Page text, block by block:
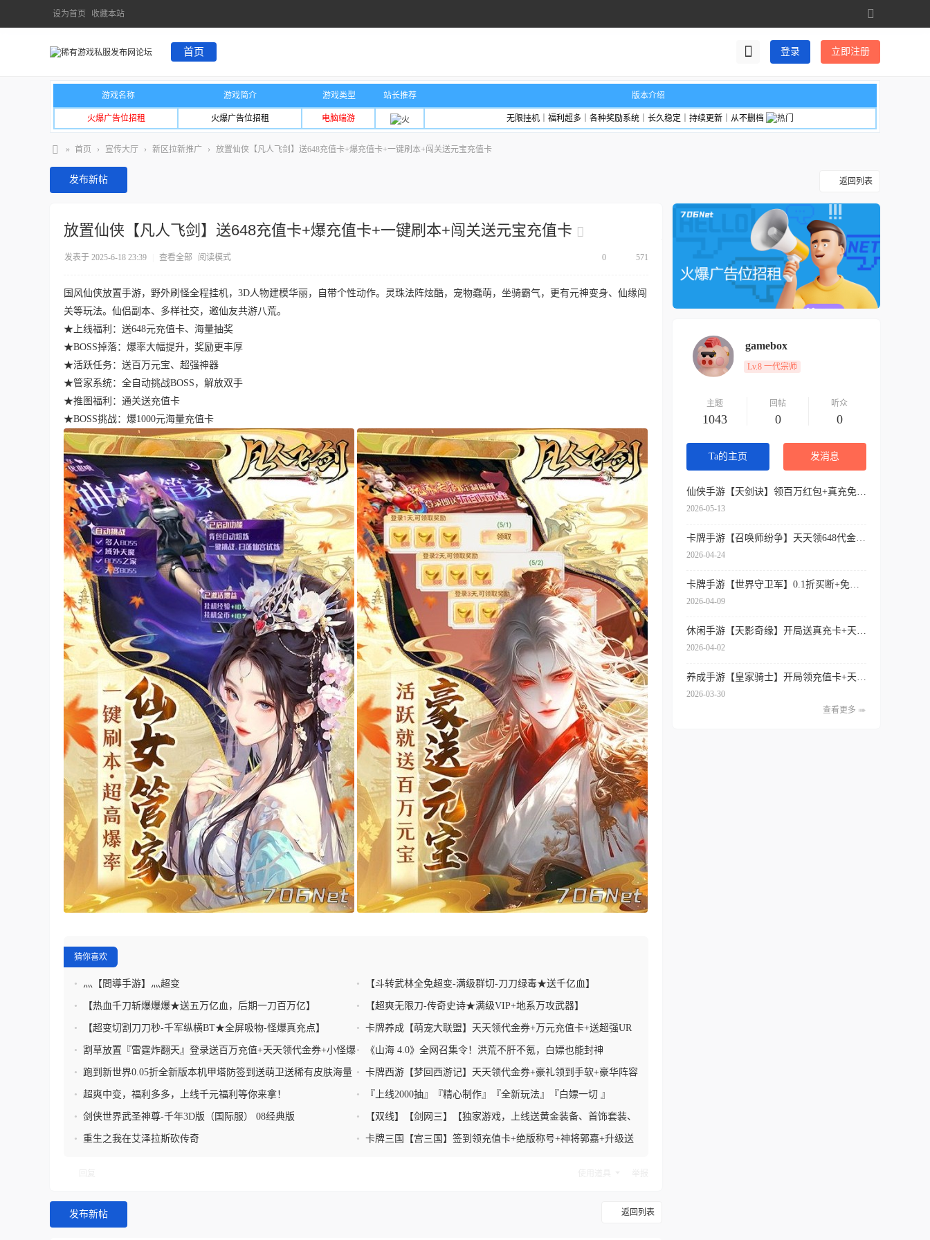
设为首页 收藏本站
切
换
到
宽
首页 登录 立即注册
游戏名称 游戏简介 游戏类型 站长推荐 版本介绍
火爆广告位招租 火爆广告位招租 电脑端游 无限挂机｜福利超多｜各种奖励系统｜长久稳定｜持续更新｜从不删档
» 首页 › 宣传大厅 › 新区拉新推广 › 放置仙侠【凡人飞剑】送648充值卡+爆充值卡+一键刷本+闯关送元宝充值卡
返回列表
发布新帖
放置仙侠【凡人飞剑】送648充值卡+爆充值卡+一键刷本+闯关送元宝充值卡
571
0
发表于 2025-6-18 23:39 查看全部 阅读模式
国风仙侠放置手游，野外刷怪全程挂机，3D人物建模华丽，自带个性动作。灵珠法阵炫酷，宠物蠢萌，坐骑霸气，更有元神变身、仙缘闯
关等玩法。仙侣副本、多样社交，邀仙友共游八荒。
★上线福利：送648元充值卡、海量抽奖
★BOSS掉落：爆率大幅提升，奖励更丰厚
★活跃任务：送百万元宝、超强神器
★管家系统：全自动挑战BOSS，解放双手
★推图福利：通关送充值卡
★BOSS挑战：爆1000元海量充值卡
猜你喜欢
• 灬【問導手游】灬超变 • 【斗转武林全免超变-满级群切-刀刀绿毒★送千亿血】
• 【热血千刀斩爆爆爆★送五万亿血，后期一刀百万亿】 • 【超爽无限刀-传奇史诗★满级VIP+地系万攻武器】
• 【超变切割刀刀秒-千军纵横BT★全屏吸物-怪爆真充点】 • 卡牌养成【萌宠大联盟】天天领代金券+万元充值卡+送超强UR
英雄+千抽四皇七武海
•
割草放置『雷霆炸翻天』登录送百万充值+天天领代金券+小怪爆
代金券+真实0.1折扣
• 《山海 4.0》全网召集令！洪荒不肝不氪，白嫖也能封神
•
跑到新世界0.05折全新版本机甲塔防签到送萌卫送稀有皮肤海量
豪礼
• 卡牌西游【梦回西游记】天天领代金券+豪礼领到手软+豪华阵容
轻松养成
• 超爽中变，福利多多，上线千元福利等你来拿！ •
『上线2000抽』『精心制作』『全新玩法』『白嫖一切 』
984679440
• 剑侠世界武圣神尊-千年3D版（国际服） 08经典版 •
【双线】【剑网三】【独家游戏，上线送黄金装备、首饰套装、
强悍灵兽】
• 重生之我在艾泽拉斯砍传奇 • 卡牌三国【宫三国】签到领充值卡+绝版称号+神将郭嘉+升级送
返回列表
发布新帖
gamebox
Lv.8 一代宗师
主题
1043
回帖
0
听众
0
Ta的主页 发消息
2026-05-13
2026-04-24
2026-04-09
2026-04-02
2026-03-30
查看更多